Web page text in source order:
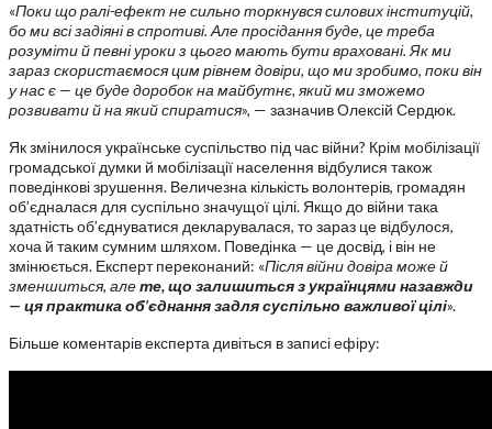
«Поки що ралі-ефект не сильно торкнувся силових інституцій,
бо ми всі задіяні в спротиві. Але просідання буде, це треба
розуміти й певні уроки з цього мають бути враховані. Як ми
зараз скористаємося цим рівнем довіри, що ми зробимо, поки він
у нас є — це буде доробок на майбутнє, який ми зможемо
розвивати й на який спиратися», — зазначив Олексій Сердюк.
Як змінилося українське суспільство під час війни? Крім мобілізації
громадської думки й мобілізації населення відбулися також
поведінкові зрушення. Величезна кількість волонтерів, громадян
об’єдналася для суспільно значущої цілі. Якщо до війни така
здатність об’єднуватися декларувалася, то зараз це відбулося,
хоча й таким сумним шляхом. Поведінка — це досвід, і він не
змінюється. Експерт переконаний: «Після війни довіра може й
зменшиться, алете, що залишиться з українцями назавжди
— ця практика об’єднання задля суспільно важливої цілі».
Більше коментарів експерта дивіться в записі ефіру: